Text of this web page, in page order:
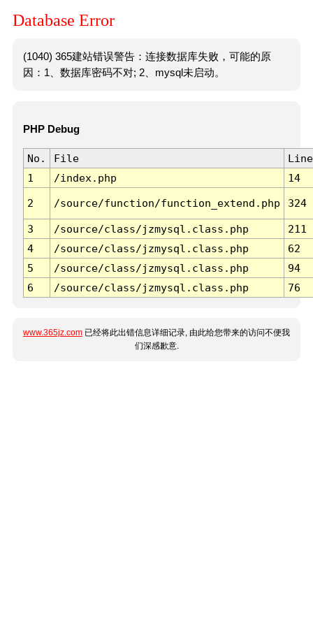
Database Error
(1040) 365建站错误警告：连接数据库失败，可能的原
因：1、数据库密码不对; 2、mysql未启动。
PHP Debug
No. File
Line
1
/index.php 14
2 /source/function/function_extend.php 324
3 /source/class/jzmysql.class.php
211
4
/source/class/jzmysql.class.php
62
5
/source/class/jzmysql.class.php
94
6
/source/class/jzmysql.class.php 76
www.365jz.com 已经将此出错信息详细记录, 由此给您带来的访问不便我
们深感歉意.